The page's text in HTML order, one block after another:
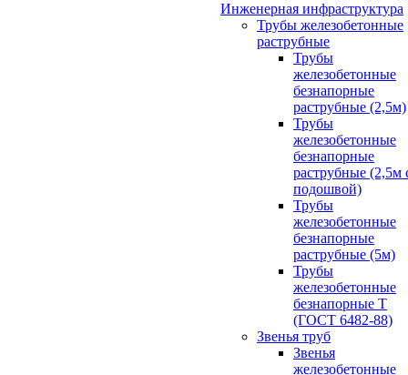
Инженерная инфраструктура
Трубы железобетонные
раструбные
Трубы
железобетонные
безнапорные
раструбные (2,5м)
Трубы
железобетонные
безнапорные
раструбные (2,5м
подошвой)
Трубы
железобетонные
безнапорные
раструбные (5м)
Трубы
железобетонные
безнапорные Т
(ГОСТ 6482-88)
Звенья труб
Звенья
железобетонные